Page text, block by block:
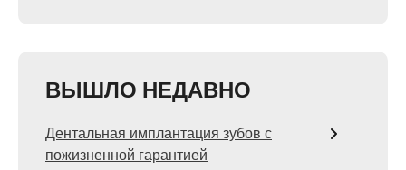
ВЫШЛО НЕДАВНО
Дентальная имплантация зубов с
пожизненной гарантией